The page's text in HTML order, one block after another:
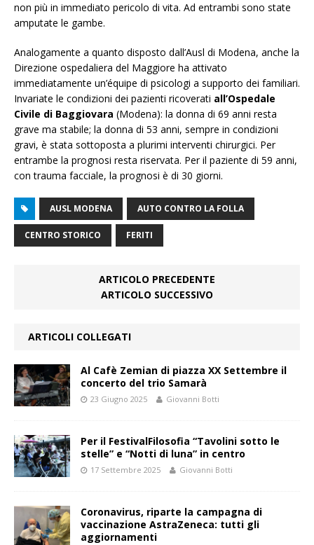
non più in immediato pericolo di vita. Ad entrambi sono state
amputate le gambe.
Analogamente a quanto disposto dall’Ausl di Modena, anche la
Direzione ospedaliera del Maggiore ha attivato
immediatamente un’équipe di psicologi a supporto dei familiari.
Invariate le condizioni dei pazienti ricoverati all’Ospedale
Civile di Baggiovara (Modena): la donna di 69 anni resta
grave ma stabile; la donna di 53 anni, sempre in condizioni
gravi, è stata sottoposta a plurimi interventi chirurgici. Per
entrambe la prognosi resta riservata. Per il paziente di 59 anni,
con trauma facciale, la prognosi è di 30 giorni.
AUSL MODENA AUTO CONTRO LA FOLLA
CENTRO STORICO FERITI
ARTICOLO PRECEDENTE
ARTICOLO SUCCESSIVO
ARTICOLI COLLEGATI
Al Cafè Zemian di piazza XX Settembre il
concerto del trio Samarà
23 Giugno 2025 Giovanni Botti
Per il FestivalFilosofia “Tavolini sotto le
stelle” e “Notti di luna” in centro
17 Settembre 2025 Giovanni Botti
Coronavirus, riparte la campagna di
vaccinazione AstraZeneca: tutti gli
aggiornamenti